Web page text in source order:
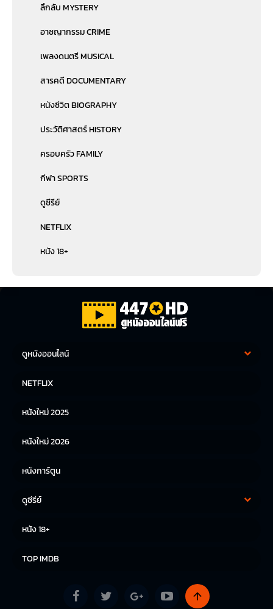
ลึกลับ MYSTERY
อาชญากรรม CRIME
เพลงดนตรี MUSICAL
สารคดี DOCUMENTARY
หนังชีวิต BIOGRAPHY
ประวัติศาสตร์ HISTORY
ครอบครัว FAMILY
กีฬา SPORTS
ดูซีรีย์
NETFLIX
หนัง 18+
ดูหนังออนไลน์
หนังญี่ปุ่น
NETFLIX
หนังใหม่ 2025
หนังใหม่ 2026
หนังการ์ตูน
ดูซีรีย์
หนัง 18+
TOP IMDB